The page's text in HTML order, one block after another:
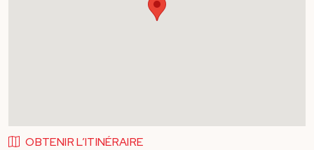
OBTENIR L’ITINÉRAIRE